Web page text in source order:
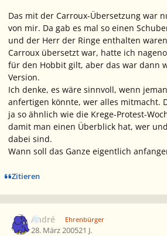
Das mit der Carroux-Übersetzung war
von mir. Da gab es mal so einen
und der Herr der Ringe enthalten
Carroux übersetzt war, hatte ich
für den Hobbit gilt, aber das war dann
Version.
Ich denke, es wäre sinnvoll, wenn
anfertigen könnte, wer alles mitmacht.
ja so ähnlich wie die Krege-Protest-
damit man einen Überblick hat, wer
dabei sind.
Wann soll das Ganze eigentlich
Zitieren
André Ehrenbürger
28. März 200521 J.